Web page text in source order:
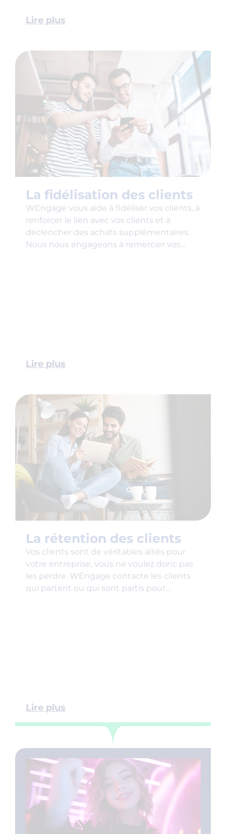
Lire plus
La fidélisation des clients
WEngage vous aide à fidéliser vos clients, à
renforcer le lien avec vos clients et à
déclencher des achats supplémentaires.
Nous nous engageons à remercier vos...
Lire plus
La rétention des clients
Vos clients sont de véritables alliés pour
votre entreprise, vous ne voulez donc pas
les perdre. WEngage contacte les clients
qui partent ou qui sont partis pour...
Lire plus